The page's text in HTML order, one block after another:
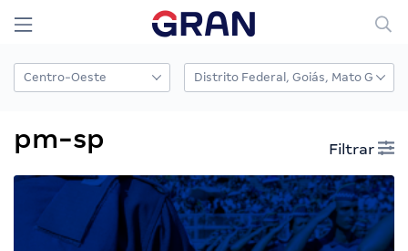
pm-sp Filtrar